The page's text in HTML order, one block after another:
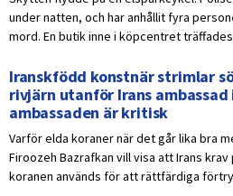
under natten, och har anhållit fyra
mord. En butik inne i köpcentret
Iranskfödd konstnär strimlar
rivjärn utanför Irans ambassad
ambassaden är kritisk
Varför elda koraner när det går lika bra
Firoozeh Bazrafkan vill visa att Irans
koranen används för att rättfärdiga